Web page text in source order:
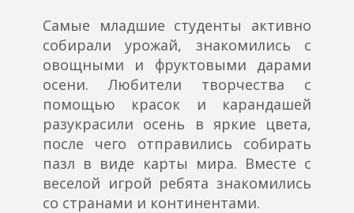
Самые младшие студенты активно
собирали урожай, знакомились с
овощными и фруктовыми дарами
осени. Любители творчества с
помощью красок и карандашей
разукрасили осень в яркие цвета,
после чего отправились собирать
пазл в виде карты мира. Вместе с
веселой игрой ребята знакомились
со странами и континентами.